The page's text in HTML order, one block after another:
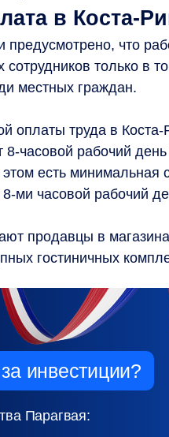
в Коста-
предусмотрено, что
только в
местных граждан.
оплаты труда в
часовой рабочий
есть минимальная
ми часовой рабочий
продавцы в
гостиничных
инвестиции?
Парагвая: